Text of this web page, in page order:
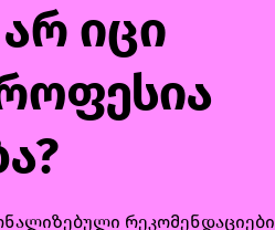
იცი
რეკომენდაციები